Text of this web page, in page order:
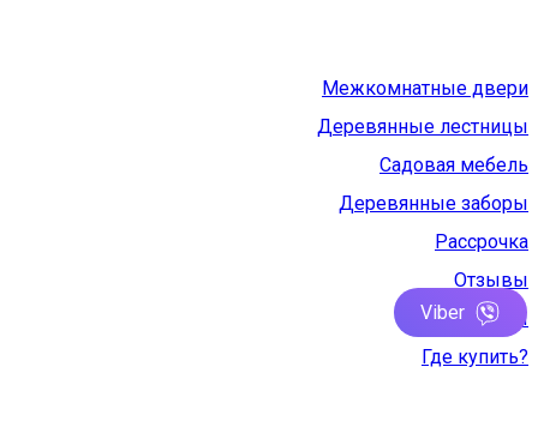
Viber
Межкомнатные двери
Деревянные лестницы
Садовая мебель
Деревянные заборы
Рассрочка
Отзывы
Контакты
Где купить?